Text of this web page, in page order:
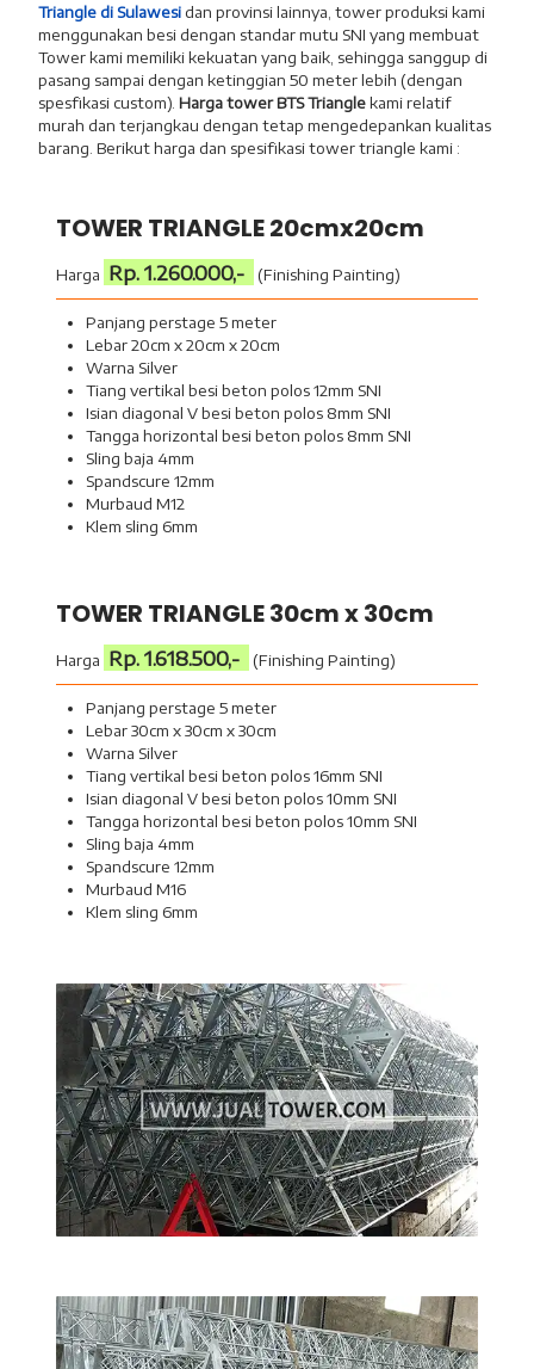
Triangle di Sulawesi dan provinsi lainnya, tower produksi kami
menggunakan besi dengan standar mutu SNI yang membuat
Tower kami memiliki kekuatan yang baik, sehingga sanggup di
pasang sampai dengan ketinggian 50 meter lebih (dengan
spesfikasi custom). Harga tower BTS Trianglekami relatif
murah dan terjangkau dengan tetap mengedepankan kualitas
barang. Berikut harga dan spesifikasi tower triangle kami :
TOWER TRIANGLE 20cmx20cm
Harga Rp. 1.260.000,- (Finishing Painting)
Panjang perstage 5 meter
Lebar 20cm x 20cm x 20cm
Warna Silver
Tiang vertikal besi beton polos 12mm SNI
Isian diagonal V besi beton polos 8mm SNI
Tangga horizontal besi beton polos 8mm SNI
Sling baja 4mm
Spandscure 12mm
Murbaud M12
Klem sling 6mm
TOWER TRIANGLE 30cm x 30cm
Harga Rp. 1.618.500,- (Finishing Painting)
Panjang perstage 5 meter
Lebar 30cm x 30cm x 30cm
Warna Silver
Tiang vertikal besi beton polos 16mm SNI
Isian diagonal V besi beton polos 10mm SNI
Tangga horizontal besi beton polos 10mm SNI
Sling baja 4mm
Spandscure 12mm
Murbaud M16
Klem sling 6mm